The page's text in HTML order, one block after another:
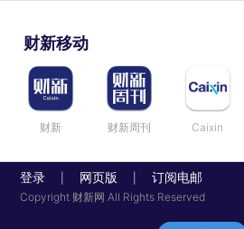
财新移动
财新 财新周刊 Caixin
登录 网页版 订阅电邮
Copyright 财新网 All Rights Reserved